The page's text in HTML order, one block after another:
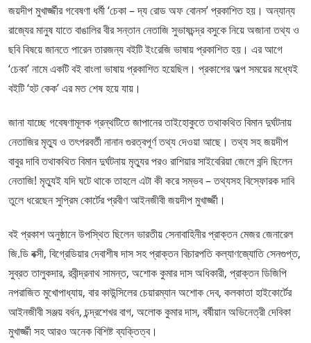
জয়দীপ মুখার্জ্জীর গবেষণা ধর্মী ‘চেকা – দ্য রোড অফ বোনস’ প্রকাশিত হয়। অন্যান্য
রাজ্যের মানুষ যাতে বাঙালির বীর সন্তান নেতাজি সুভাষচন্দ্র বসুকে নিয়ে অজানা তথ্য ও
ছবি বিষয়ে জানতে পারেন তারজন্য বইটি ইংরেজি ভাষায় প্রকাশিত হয়। এর আগে
‘চেকা’ নামে একটি বই বাংলা ভাষায় প্রকাশিত হয়েছিল। প্রকাশের অল্প সময়ের মধ্যেই
বইটি ‘হট কেক’ এর মত শেষ হয়ে যায়।
জানা যাচ্ছে গবেষণামূলক গ্রন্থটিতে জাপানের তাইহোকুতে তথাকথিত বিমান দুর্ঘটনায়
নেতাজির মৃত্যু ও তৎপরবর্তী নানান গুরত্বপূর্ণ তথ্য দেওয়া আছে। তথ্য সহ জয়দীপ
বাবুর দাবি তথাকথিত বিমান দুর্ঘটনায় মৃত্যুর পরও রাশিয়ার সাইবেরিয়া জেলে বন্দি ছিলেন
নেতাজি! মৃত্যুই যদি ঘটে থাকে তাহলে এটা কী করে সম্ভব – তথ্যসহ বিস্ফোরক দাবি
তুলে ধরেছেন সুপ্রিম কোর্টের প্রবীণ আইনজীবী জয়দীপ মুখার্জ্জী।
বই প্রকাশ অনুষ্ঠানে উপস্থিত ছিলেন ভারতীয় সেনাবাহিনীর প্রাক্তন মেজর জেনারেল
জি.ডি বক্সী, বিগ্রেডিয়ার দেবাশীষ দাস সহ প্রাক্তন বিচারপতি কল্যাণজ্যোতি সেনগুপ্ত,
সুব্রত তালুকদার, রবীন্দ্রনাথ সামন্ত, অশোক কুমার দাস অধিকারী, প্রাক্তন ডিজিপি
নপরাজিত মুখোপাধ্যায়, বার কাউন্সিলের চেয়ারম্যান অশোক দেব, কলকাতা হাইকোর্টের
আইনজীবী সঞ্জয় বর্ধন, চন্দ্রশেখর বাগ, অলোক কুমার দাস, বর্ষীয়ান অভিনেত্রী দেবিকা
মুখার্জ্জী সহ আরও অনেক বিশিষ্ট ব্যক্তিত্ব।